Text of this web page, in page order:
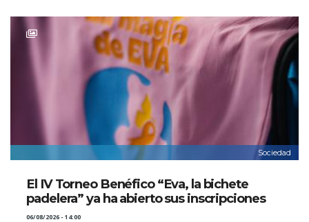
Sociedad
El IV Torneo Benéfico “Eva, la bichete
padelera” ya ha abierto sus inscripciones
06/08/2026 - 14:00